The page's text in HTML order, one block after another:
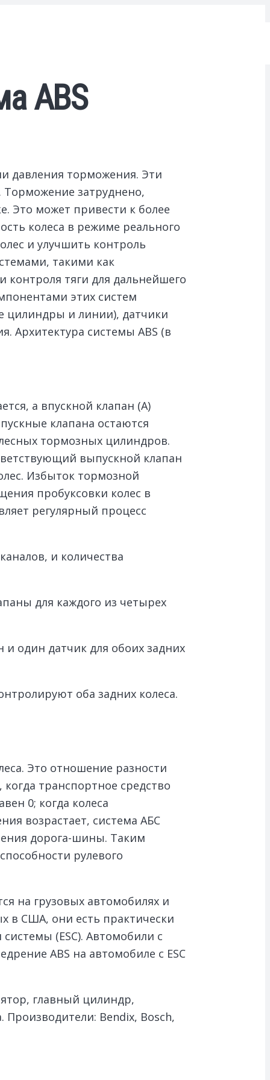
ABS
давления торможения. Эти
затруднено,
Это может привести к более
колеса в режиме реального
и улучшить контроль
такими как
контроля тяги для дальнейшего
этих систем
цилиндры и линии), датчики
Архитектура системы ABS (в
а впускной клапан (А)
клапана остаются
тормозных цилиндров.
выпускной клапан
Избыток тормозной
пробуксовки колес в
регулярный процесс
и количества
для каждого из четырех
один датчик для обоих задних
оба задних колеса.
Это отношение разности
транспортное средство
0; когда колеса
возрастает, система АБС
дорога-шины. Таким
рулевого
на грузовых автомобилях и
в США, они есть практически
(ESC). Автомобили с
ABS на автомобиле с ESC
главный цилиндр,
Bendix, Bosch,